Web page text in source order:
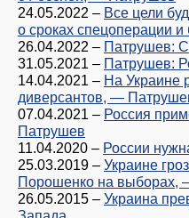
24.05.2022 – Все цели
о сроках спецоперации
26.04.2022 – Патрушев:
31.05.2021 – Патрушев:
14.04.2021 – На Украине
диверсантов, —
07.04.2021 – Россия
Патрушев
11.04.2020 – России
25.03.2019 – Украине
Порошенко на выборах,
26.05.2015 – Украина